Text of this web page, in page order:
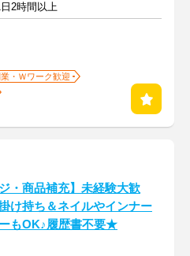
2時間以上
・Ｗワーク歓迎
ジ・商品補充】未経験大歓
け持ち＆ネイルやインナー
もOK♪履歴書不要★